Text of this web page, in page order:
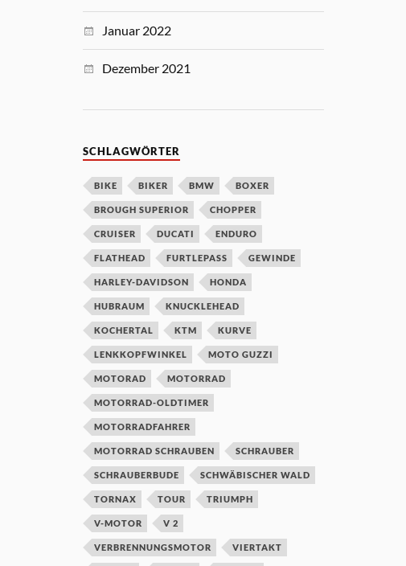
Januar 2022
Dezember 2021
SCHLAGWÖRTER
BIKE BIKER BMW BOXER
BROUGH SUPERIOR CHOPPER
CRUISER DUCATI ENDURO
FLATHEAD FURTLEPASS GEWINDE
HARLEY-DAVIDSON HONDA
HUBRAUM KNUCKLEHEAD
KOCHERTAL KTM KURVE
LENKKOPFWINKEL MOTO GUZZI
MOTORAD MOTORRAD
MOTORRAD-OLDTIMER
MOTORRADFAHRER
MOTORRAD SCHRAUBEN SCHRAUBER
SCHRAUBERBUDE SCHWÄBISCHER WALD
TORNAX TOUR TRIUMPH
V-MOTOR V 2
VERBRENNUNGSMOTOR VIERTAKT